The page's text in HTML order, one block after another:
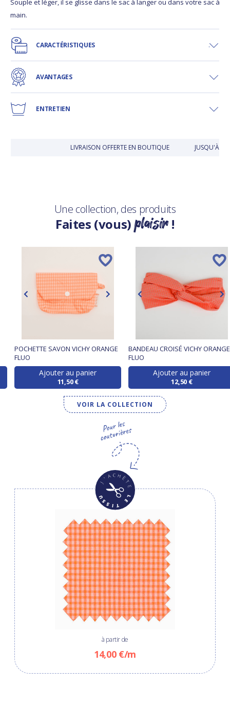
Souple et léger, il se glisse dans le sac à langer ou dans votre sac à
main.
CARACTÉRISTIQUES
AVANTAGES
ENTRETIEN
LIVRAISON OFFERTE EN BOUTIQUE JUSQU'À
Une collection, des produits
Faites (vous)plaisir!
POCHETTE SAVON VICHY ORANGE
FLUO
Ajouter au panier
11,50 €
BANDEAU CROISÉ VICHY ORANGE
FLUO
Ajouter au panier
12,50 €
VOIR LA COLLECTION
à partir de
14,00 €/m